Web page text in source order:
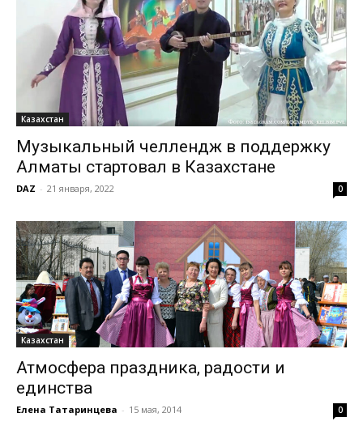
Казахстан
Музыкальный челлендж в поддержку
Алматы стартовал в Казахстане
DAZ - 21 января, 2022 0
Казахстан
Атмосфера праздника, радости и
единства
Елена Татаринцева - 15 мая, 2014 0